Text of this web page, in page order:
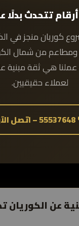
أرقام تتحدث بدلًا
من 500 مشروع كوريان
من شمال
عملنا هي ثقة مبنية
لعملاء حقيقيين.
عن الكوريان